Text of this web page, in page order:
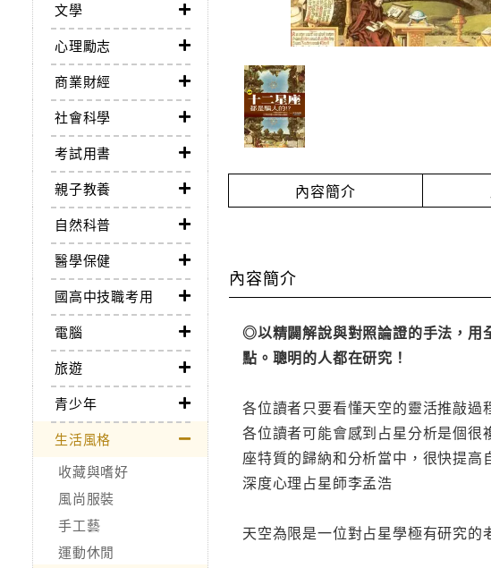
文學
心理勵志
商業財經
社會科學
考試用書
親子教養
自然科普
醫學保健
國高中技職考用
電腦
旅遊
青少年
生活風格
收藏與嗜好
風尚服裝
手工藝
運動休閒
內容簡介
內容簡介
◎以精闢解說與對照論證的手法，用
點。聰明的人都在研究！
各位讀者只要看懂天空的靈活推敲
各位讀者可能會感到占星分析是個
座特質的歸納和分析當中，很快提高
深度心理占星師李孟浩
天空為限是一位對占星學極有研究